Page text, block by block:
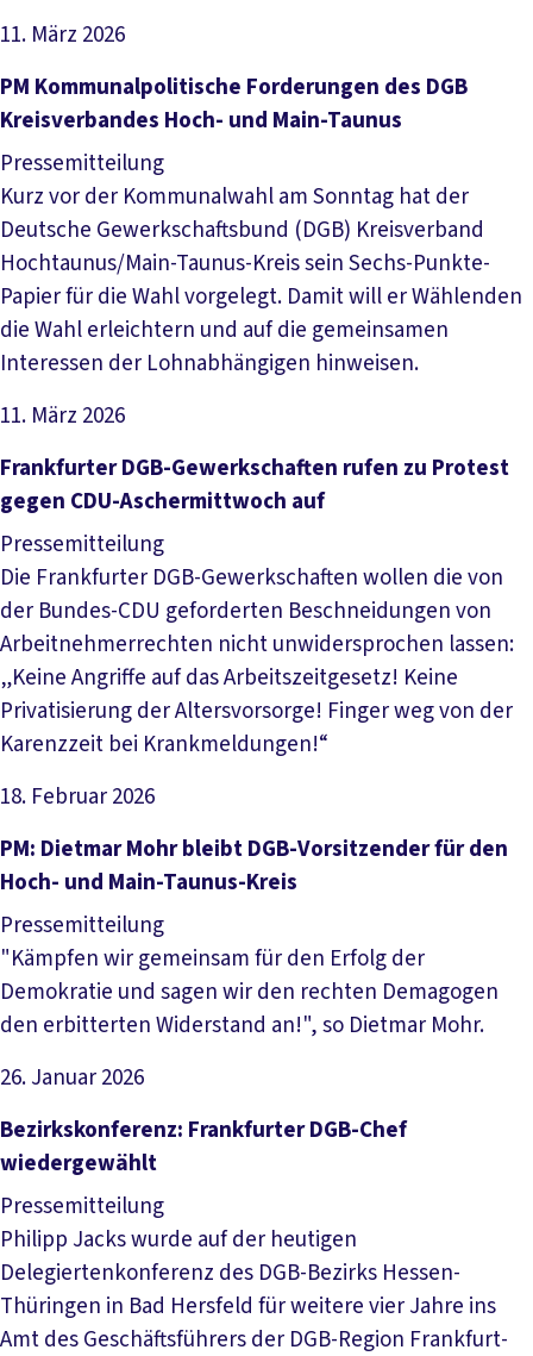
11. März 2026
Artikel lesen
PM Kommunalpolitische Forderungen des DGB
Kreisverbandes Hoch- und Main-Taunus
Pressemitteilung
Kurz vor der Kommunalwahl am Sonntag hat der
Deutsche Gewerkschaftsbund (DGB) Kreisverband
Hochtaunus/Main-Taunus-Kreis sein Sechs-Punkte-
Papier für die Wahl vorgelegt. Damit will er Wählenden
die Wahl erleichtern und auf die gemeinsamen
Interessen der Lohnabhängigen hinweisen.
11. März 2026
Artikel lesen
Frankfurter DGB-Gewerkschaften rufen zu Protest
gegen CDU-Aschermittwoch auf
Pressemitteilung
Die Frankfurter DGB-Gewerkschaften wollen die von
der Bundes-CDU geforderten Beschneidungen von
Arbeitnehmerrechten nicht unwidersprochen lassen:
„Keine Angriffe auf das Arbeitszeitgesetz! Keine
Privatisierung der Altersvorsorge! Finger weg von der
Karenzzeit bei Krankmeldungen!“
18. Februar 2026
Artikel lesen
PM: Dietmar Mohr bleibt DGB-Vorsitzender für den
Hoch- und Main-Taunus-Kreis
Pressemitteilung
"Kämpfen wir gemeinsam für den Erfolg der
Demokratie und sagen wir den rechten Demagogen
den erbitterten Widerstand an!", so Dietmar Mohr.
26. Januar 2026
Artikel lesen
Bezirkskonferenz: Frankfurter DGB-Chef
wiedergewählt
Pressemitteilung
Philipp Jacks wurde auf der heutigen
Delegiertenkonferenz des DGB-Bezirks Hessen-
Thüringen in Bad Hersfeld für weitere vier Jahre ins
Amt des Geschäftsführers der DGB-Region Frankfurt-